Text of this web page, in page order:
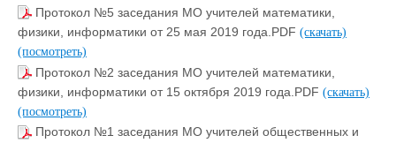
Протокол №5 заседания МО учителей математики,
физики, информатики от 25 мая 2019 года.PDF (скачать)
(посмотреть)
Протокол №2 заседания МО учителей математики,
физики, информатики от 15 октября 2019 года.PDF (скачать)
(посмотреть)
Протокол №1 заседания МО учителей общественных и